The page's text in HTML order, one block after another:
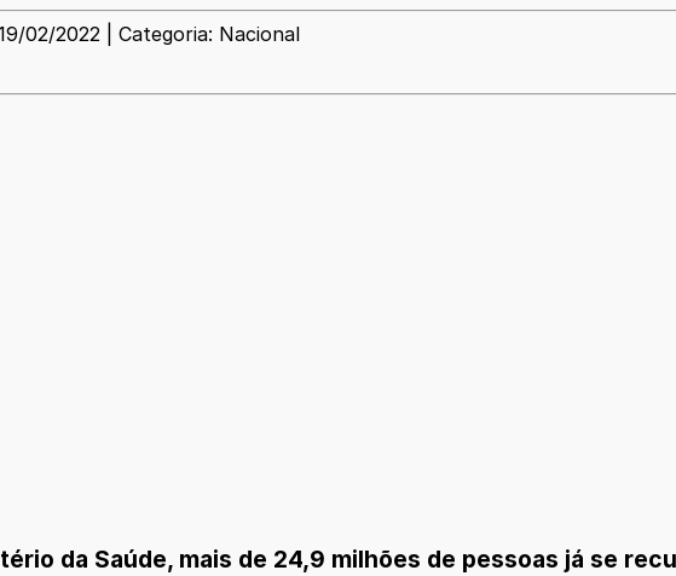
02/2022 | Categoria: Nacional
da Saúde, mais de 24,9 milhões de pessoas já se